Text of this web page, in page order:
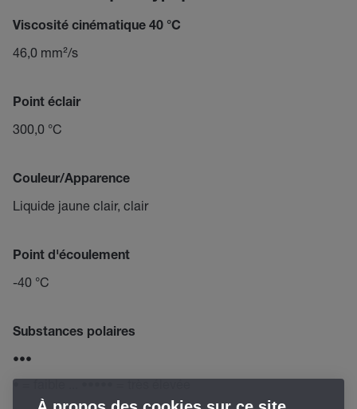
Viscosité cinématique 40 °C
46,0 mm²/s
Point éclair
300,0 °C
Couleur/Apparence
Liquide jaune clair, clair
Point d'écoulement
-40 °C
Substances polaires
•••
• = faible ... ••••• = très élevée